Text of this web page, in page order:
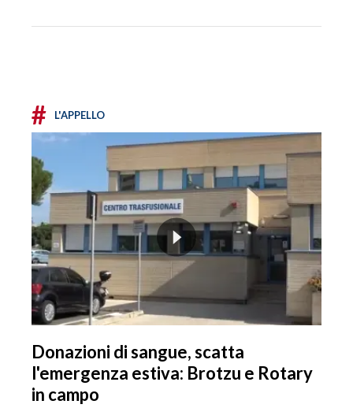
# L'APPELLO
Donazioni di sangue, scatta
l'emergenza estiva: Brotzu e Rotary
in campo